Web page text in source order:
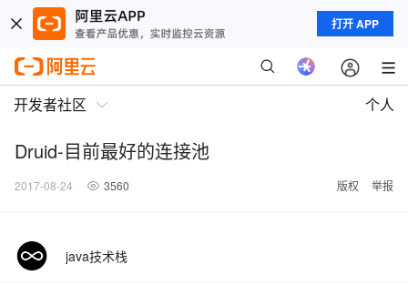
打开 APP
开发者社区 个人
Druid-目前最好的连接池
2017-08-24 3560 版权 举报
java技术栈